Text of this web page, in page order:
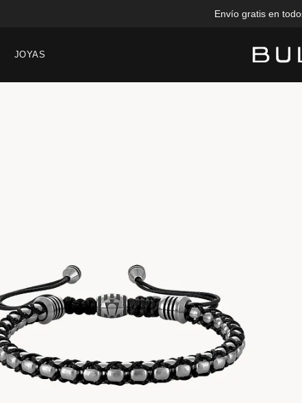
Envío gratis en
JOYAS Added to